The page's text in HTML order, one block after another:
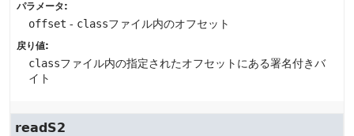
パラメータ:
offset - classファイル内のオフセット
戻り値:
classファイル内の指定されたオフセットにある署名付きバ
イト
readS2